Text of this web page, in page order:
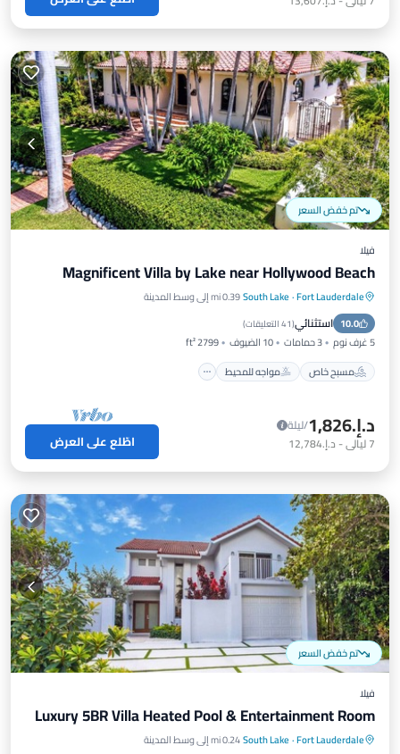
تم خفض السعر
فيلا
Magnificent Villa by Lake near Hollywood Beach
Fort Lauderdale
·
South Lake0.39 mi إلى وسط المدينة
10.0 استثنائي(41 التعليقات )
5 غرف نوم 3 حمامات 10 الضيوف
2799 ft²
مسبح خاص
مواجه للمحيط
مسبح خاص مواجه للمحيط
موقف سيارات
مسبح
د.إ.‏1,826
/ليلة
7ليالي- د.إ.‏12,784 اطّلع على العرض
تم خفض السعر
فيلا
Luxury 5BR Villa Heated Pool & Entertainment Room
Fort Lauderdale
·
South Lake0.24 mi إلى وسط المدينة
مسبح خاص مواجه للمحيط
موقف سيارات